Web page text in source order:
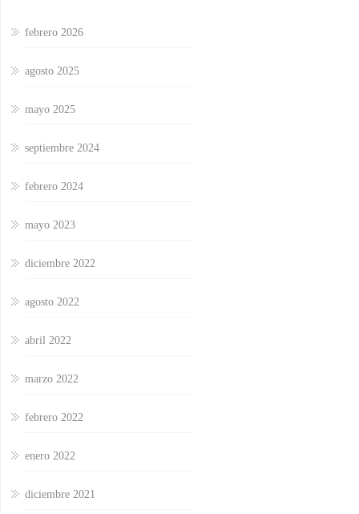
febrero 2026
agosto 2025
mayo 2025
septiembre 2024
febrero 2024
mayo 2023
diciembre 2022
agosto 2022
abril 2022
marzo 2022
febrero 2022
enero 2022
diciembre 2021